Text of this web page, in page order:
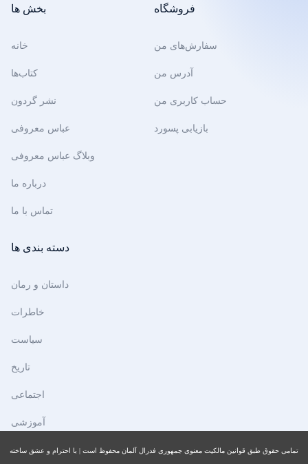
بخش ها
خانه
کتاب‌ها
نشر گردون
عباس معروفی
وبلاگ عباس معروفی
درباره ما
تماس با ما
فروشگاه
سفارش‌های من
آدرس من
حساب کاربری من
بازیابی پسورد
دسته بندی ها
داستان و رمان
خاطرات
سیاست
تاریخ
اجتماعی
آموزشی
تمامی حقوق طبق قوانین مالکیت معنوی جمهوری فدرال آلمان محفوظ است | با احترام و عشق ساخته